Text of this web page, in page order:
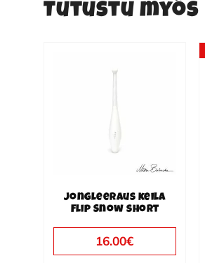
Tutustu myös
Jongleeraus keila
Flip Snow short
16.00€